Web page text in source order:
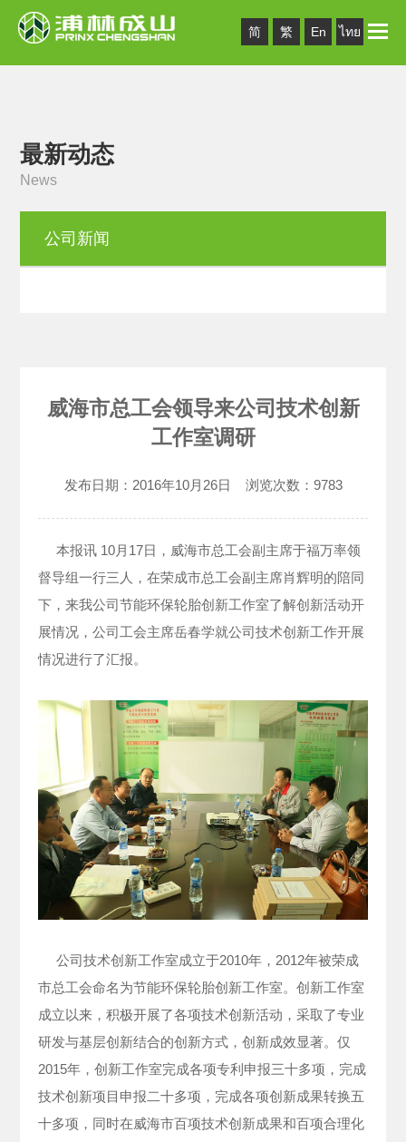
简 繁 En ไทย Toggle
最新动态
News
公司新闻
威海市总工会领导来公司技术创新
工作室调研
发布日期： 2016年10月26日 浏览次数： 9783
本报讯 10月17日，威海市总工会副主席于福万率领
督导组一行三人，在荣成市总工会副主席肖辉明的陪同
下，来我公司节能环保轮胎创新工作室了解创新活动开
展情况，公司工会主席岳春学就公司技术创新工作开展
情况进行了汇报。
公司技术创新工作室成立于2010年，2012年被荣成
市总工会命名为节能环保轮胎创新工作室。创新工作室
成立以来，积极开展了各项技术创新活动，采取了专业
研发与基层创新结合的创新方式，创新成效显著。仅
2015年，创新工作室完成各项专利申报三十多项，完成
技术创新项目申报二十多项，完成各项创新成果转换五
十多项，同时在威海市百项技术创新成果和百项合理化